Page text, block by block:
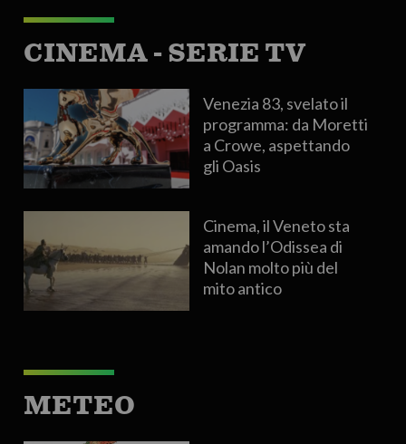
CINEMA - SERIE TV
Venezia 83, svelato il
programma: da Moretti
a Crowe, aspettando
gli Oasis
Cinema, il Veneto sta
amando l’Odissea di
Nolan molto più del
mito antico
METEO